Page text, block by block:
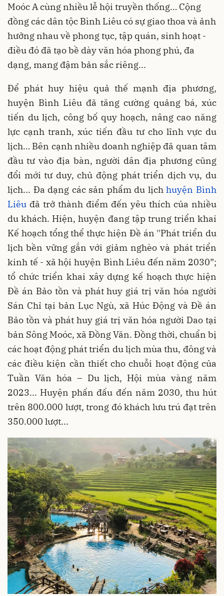
Moóc A cùng nhiều lễ hội truyền thống… Cộng
đồng các dân tộc Bình Liêu có sự giao thoa và ảnh
hưởng nhau về phong tục, tập quán, sinh hoạt -
điều đó đã tạo bề dày văn hóa phong phú, đa
dạng, mang đậm bản sắc riêng...
Để phát huy hiệu quả thế mạnh địa phương,
huyện Bình Liêu đã tăng cường quảng bá, xúc
tiến du lịch, công bố quy hoạch, nâng cao năng
lực cạnh tranh, xúc tiến đầu tư cho lĩnh vực du
lịch… Bên cạnh nhiều doanh nghiệp đã quan tâm
đầu tư vào địa bàn, người dân địa phương cũng
đổi mới tư duy, chủ động phát triển dịch vụ, du
lịch... Đa dạng các sản phẩm du lịchhuyện Bình
Liêu đã trở thành điểm đến yêu thích của nhiều
du khách. Hiện, huyện đang tập trung triển khai
Kế hoạch tổng thể thực hiện Đề án ''Phát triển du
lịch bền vững gắn với giảm nghèo và phát triển
kinh tế - xã hội huyện Bình Liêu đến năm 2030”;
tổ chức triển khai xây dựng kế hoạch thực hiện
Đề án Bảo tồn và phát huy giá trị văn hóa người
Sán Chỉ tại bản Lục Ngù, xã Húc Động và Đề án
Bảo tồn và phát huy giá trị văn hóa người Dao tại
bản Sông Moóc, xã Đồng Văn. Đồng thời, chuẩn bị
các hoạt động phát triển du lịch mùa thu, đông và
các điều kiện cần thiết cho chuỗi hoạt động của
Tuần Văn hóa – Du lịch, Hội mùa vàng năm
2023... Huyện phấn đấu đến năm 2030, thu hút
trên 800.000 lượt, trong đó khách lưu trú đạt trên
350.000 lượt...